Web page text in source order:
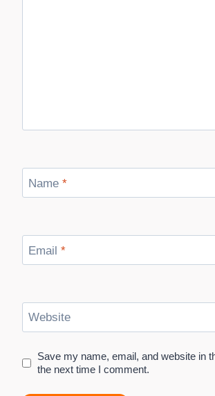
Name *
Email *
Website
Save my name, email, and website in
the next time I comment.